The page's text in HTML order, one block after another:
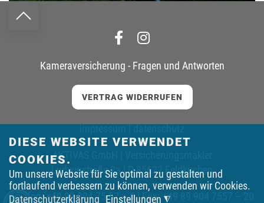
DIESE WEBSITE VERWENDET
COOKIES.
Um unsere Website für Sie optimal zu gestalten und
fortlaufend verbessern zu können, verwenden wir Cookies.
Datenschutzerklärung Einstellungen ◮
Kameraversicherung - Fragen und Antworten
VERTRAG WIDERRUFEN
impressum|datenschutz
AKTIVAS GmbH | Versicherungsmakler
Ludwigstraße 2a | D-85622 Feldkirchen
Telefon:+49 89 904 75 57 – 0| Fax: +49 89 904 7557 – 20